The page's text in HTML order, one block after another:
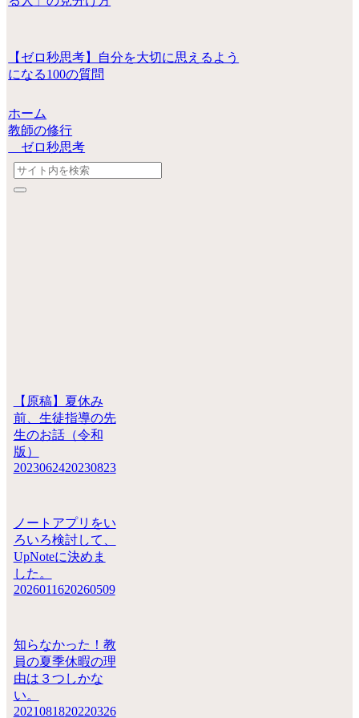
【ゼロ秒思考】自分を大切に思えるよう
になる100の質問
ホーム
教師の修行
ゼロ秒思考
【原稿】夏休み
前、生徒指導の先
生のお話（令和
版）
2023062420230823
ノートアプリをい
ろいろ検討して、
UpNoteに決めま
した。
2026011620260509
知らなかった！教
員の夏季休暇の理
由は３つしかな
い。
2021081820220326